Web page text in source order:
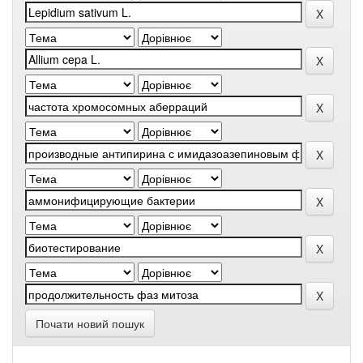
Почати новий пошук